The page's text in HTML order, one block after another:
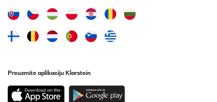
Preuzmite aplikaciju Klarstein